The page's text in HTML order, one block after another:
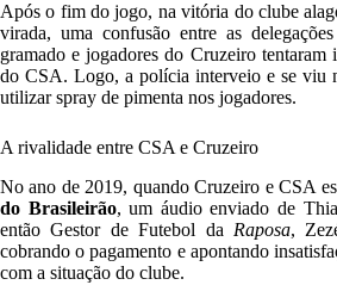
Após o fim do jogo, na vitória do clube
virada, uma confusão entre as
gramado e jogadores do Cruzeiro tentaram
do CSA. Logo, a polícia interveio e se viu
utilizar spray de pimenta nos jogadores.
A rivalidade entre CSA e Cruzeiro
No ano de 2019, quando Cruzeiro e CSA
do Brasileirão, um áudio enviado de
então Gestor de Futebol da Raposa,
cobrando o pagamento e apontando
com a situação do clube.